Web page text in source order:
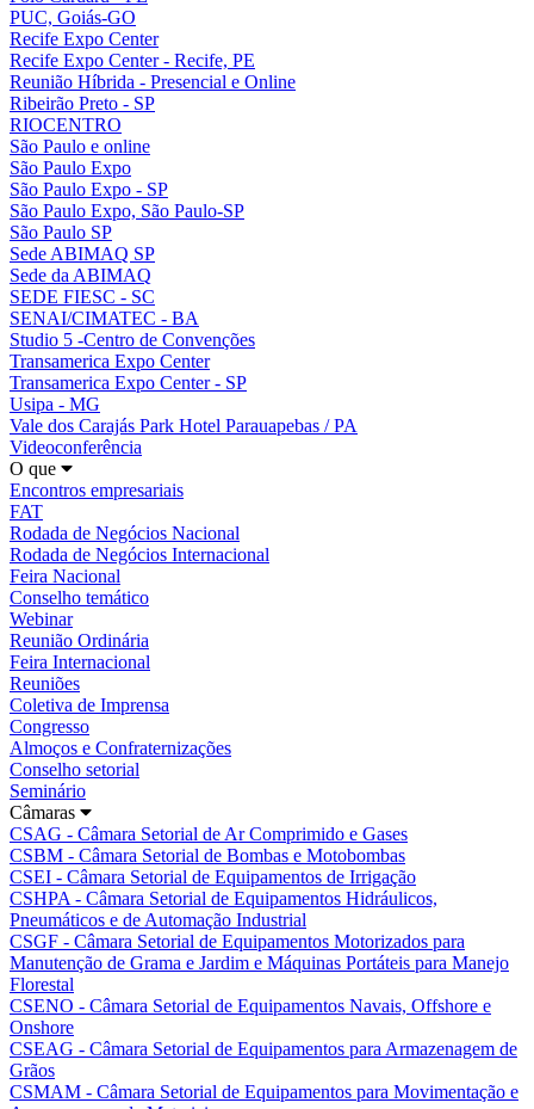
PUC, Goiás-GO
Recife Expo Center
Recife Expo Center - Recife, PE
Reunião Híbrida - Presencial e Online
Ribeirão Preto - SP
RIOCENTRO
São Paulo e online
São Paulo Expo
São Paulo Expo - SP
São Paulo Expo, São Paulo-SP
São Paulo SP
Sede ABIMAQ SP
Sede da ABIMAQ
SEDE FIESC - SC
SENAI/CIMATEC - BA
Studio 5 -Centro de Convenções
Transamerica Expo Center
Transamerica Expo Center - SP
Usipa - MG
Vale dos Carajás Park Hotel Parauapebas / PA
Videoconferência
O que
Encontros empresariais
FAT
Rodada de Negócios Nacional
Rodada de Negócios Internacional
Feira Nacional
Conselho temático
Webinar
Reunião Ordinária
Feira Internacional
Reuniões
Coletiva de Imprensa
Congresso
Almoços e Confraternizações
Conselho setorial
Seminário
Câmaras
CSAG - Câmara Setorial de Ar Comprimido e Gases
CSBM - Câmara Setorial de Bombas e Motobombas
CSEI - Câmara Setorial de Equipamentos de Irrigação
CSHPA - Câmara Setorial de Equipamentos Hidráulicos,
Pneumáticos e de Automação Industrial
CSGF - Câmara Setorial de Equipamentos Motorizados para
Manutenção de Grama e Jardim e Máquinas Portáteis para Manejo
Florestal
CSENO - Câmara Setorial de Equipamentos Navais, Offshore e
Onshore
CSEAG - Câmara Setorial de Equipamentos para Armazenagem de
Grãos
CSMAM - Câmara Setorial de Equipamentos para Movimentação e